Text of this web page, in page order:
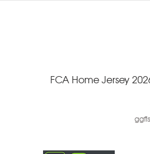
FCA Home Jersey